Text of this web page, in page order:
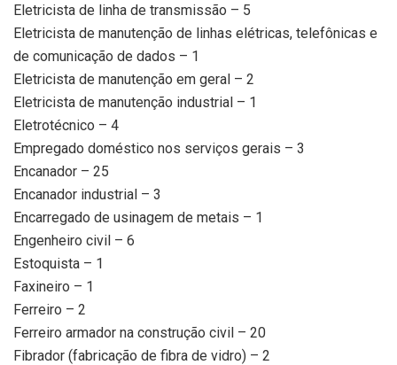
Eletricista de linha de transmissão – 5
Eletricista de manutenção de linhas elétricas, telefônicas e
de comunicação de dados – 1
Eletricista de manutenção em geral – 2
Eletricista de manutenção industrial – 1
Eletrotécnico – 4
Empregado doméstico nos serviços gerais – 3
Encanador – 25
Encanador industrial – 3
Encarregado de usinagem de metais – 1
Engenheiro civil – 6
Estoquista – 1
Faxineiro – 1
Ferreiro – 2
Ferreiro armador na construção civil – 20
Fibrador (fabricação de fibra de vidro) – 2